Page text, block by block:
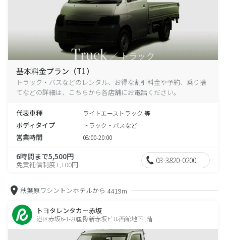
基本料金プラン（T1）
トラック・バスなどのレンタル、お得な割引料金や予約、乗り捨
てなどの詳細は、こちらから各店舗にお電話ください。
代表車種 ライトエーストラック 等
ボディタイプ トラック・バスなど
営業時間 08:00-20:00
6時間まで5,500円
免責補償制度1,100円 03-3820-0200
秋葉原ワシントンホテルから 4419m
トヨタレンタカー赤坂
港区赤坂6-1-20国際新赤坂ビル西館地下1階